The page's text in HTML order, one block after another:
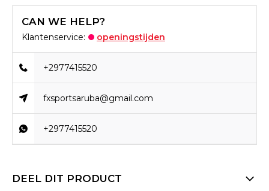
CAN WE HELP?
Klantenservice: openingstijden
+2977415520
fxsportsaruba@gmail.com
+2977415520
DEEL DIT PRODUCT